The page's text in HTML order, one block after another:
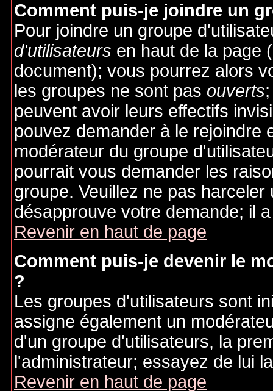
Comment puis-je joindre un
Pour joindre un groupe
d'utilisateurs en haut de la page
document); vous pourrez alors
les groupes ne sont pas ouverts
peuvent avoir leurs effectifs
pouvez demander à le rejoindre
modérateur du groupe
pourrait vous demander les
groupe. Veuillez ne pas
désapprouve votre demande; il
Revenir en haut de page
Comment puis-je devenir le
?
Les groupes d'utilisateurs sont
assigne également un
d'un groupe d'utilisateurs, la
l'administrateur; essayez de lui
Revenir en haut de page